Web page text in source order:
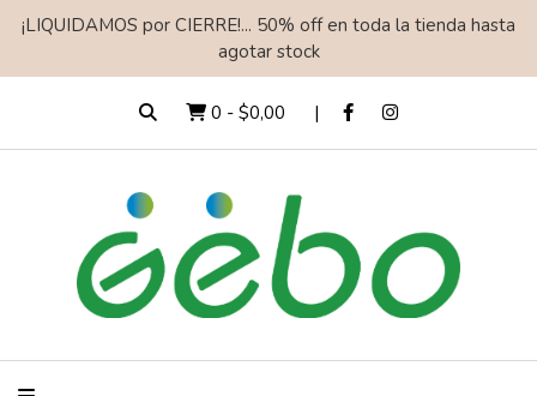
¡LIQUIDAMOS por CIERRE!... 50% off en toda la tienda hasta
agotar stock
0 - $0,00